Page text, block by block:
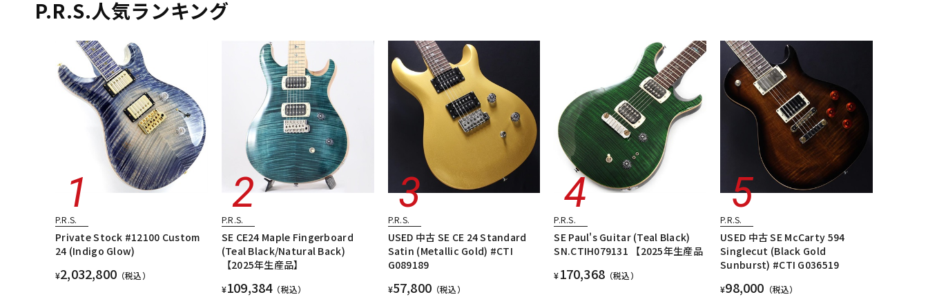
P.R.S.人気ランキング
P.R.S.
Private Stock #12100 Custom
24 (Indigo Glow)
¥2,032,800 （税込）
P.R.S.
SE CE24 Maple Fingerboard
(Teal Black/Natural Back)
【2025年生産品】
¥109,384（税込）
P.R.S.
USED 中古 SE CE 24 Standard
Satin (Metallic Gold) #CTI
G089189
¥57,800 （税込）
P.R.S.
SE Paul's Guitar (Teal Black)
SN.CTIH079131 【2025年生産品
¥170,368 （税込）
P.R.S.
USED 中古 SE McCarty 594
Singlecut (Black Gold
Sunburst) #CTI G036519
¥98,000 （税込）